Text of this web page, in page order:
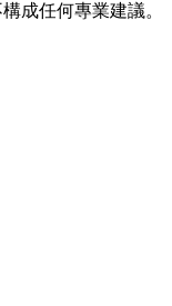
成任何專業建議。